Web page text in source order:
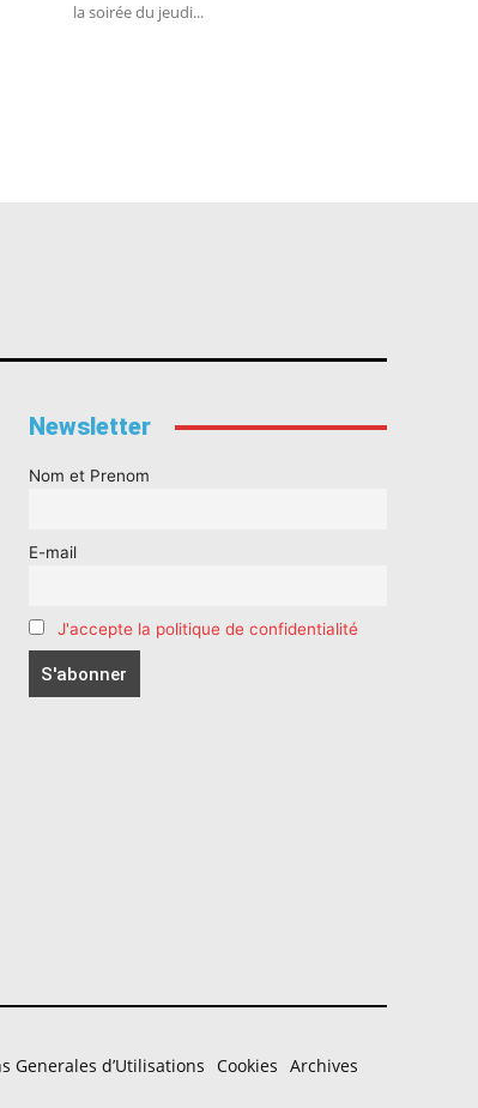
la soirée du jeudi...
Newsletter
Nom et Prenom
E-mail
J'accepte la politique de confidentialité
Generales d’Utilisations Cookies Archives